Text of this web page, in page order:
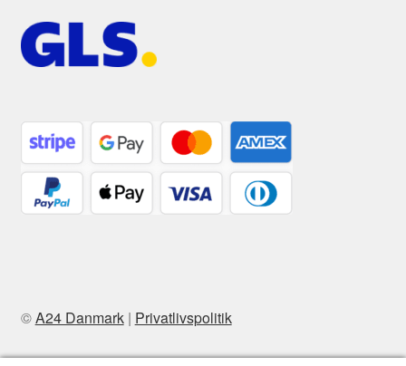
©A24 Danmark| Privatlivspolitik